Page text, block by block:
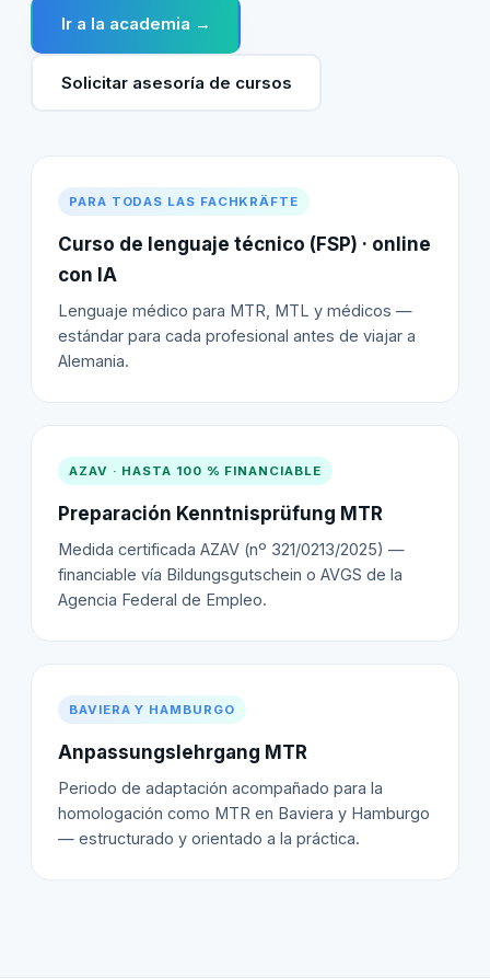
Ir a la academia →
Solicitar asesoría de cursos
PARA TODAS LAS FACHKRÄFTE
Curso de lenguaje técnico (FSP) · online
con IA
Lenguaje médico para MTR, MTL y médicos —
estándar para cada profesional antes de viajar a
Alemania.
AZAV · HASTA 100 % FINANCIABLE
Preparación Kenntnisprüfung MTR
Medida certificada AZAV (nº 321/0213/2025) —
financiable vía Bildungsgutschein o AVGS de la
Agencia Federal de Empleo.
BAVIERA Y HAMBURGO
Anpassungslehrgang MTR
Periodo de adaptación acompañado para la
homologación como MTR en Baviera y Hamburgo
— estructurado y orientado a la práctica.